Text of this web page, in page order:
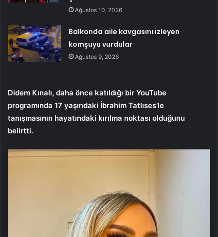
Ağustos 10, 2026
Balkonda aile kavgasını izleyen
komşuyu vurdular
Ağustos 9, 2026
Didem Kınalı, daha önce katıldığı bir YouTube
programında 17 yaşındaki İbrahim Tatlıses’le
tanışmasının hayatındaki kırılma noktası olduğunu
belirtti.